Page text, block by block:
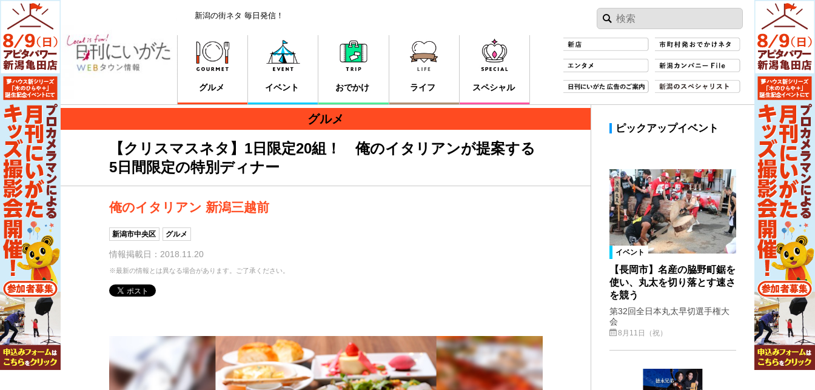
新潟の街ネタ 毎日発信！
グルメ イベント おでかけ ライフ スペシャル
グルメ
【クリスマスネタ】1日限定20組！ 俺のイタリアンが提案する
5日間限定の特別ディナー
俺のイタリアン 新潟三越前
新潟市中央区 グルメ
情報掲載日：2018.11.20
※最新の情報とは異なる場合があります。ご了承ください。
ピックアップイベント
イベント
【長岡市】名産の脇野町鋸を
使い、丸太を切り落とす速さ
を競う
第32回全日本丸太早切選手権大
会
8月11日（祝）